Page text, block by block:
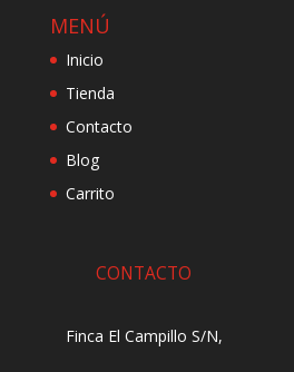
MENÚ
Inicio
Tienda
Contacto
Blog
Carrito
CONTACTO
Finca El Campillo S/N,